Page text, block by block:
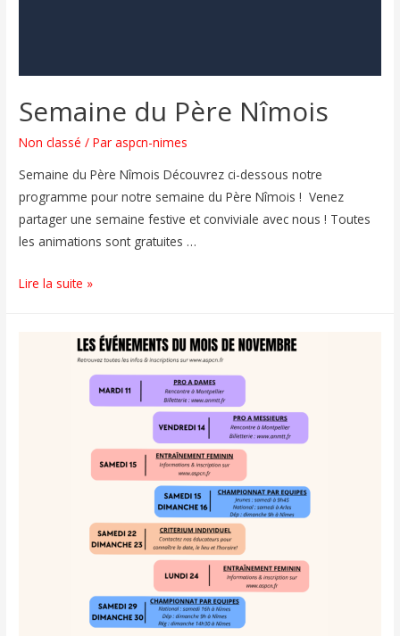
Semaine du Père Nîmois
Non classé / Paraspcn-nimes
Semaine du Père Nîmois Découvrez ci-dessous notre
programme pour notre semaine du Père Nîmois ! Venez
partager une semaine festive et conviviale avec nous ! Toutes
les animations sont gratuites …
Lire la suite »